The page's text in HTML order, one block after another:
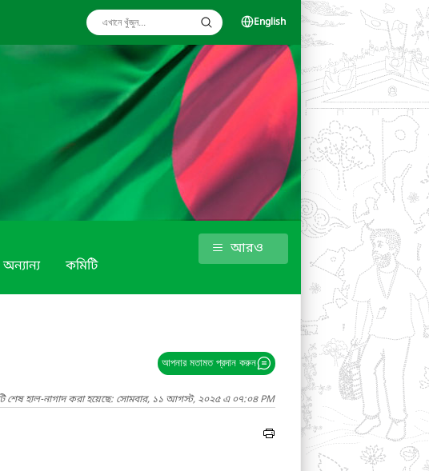
English
কমিটি
আরও
আপনার মতামত প্রদান করুন
শেষ হাল-নাগাদ করা হয়েছে: সোমবার, ১১ আগস্ট, ২০২৫ এ ০৭:০৪ PM